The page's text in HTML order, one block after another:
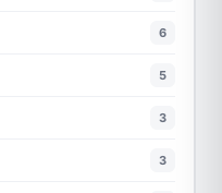
6
5
3
3